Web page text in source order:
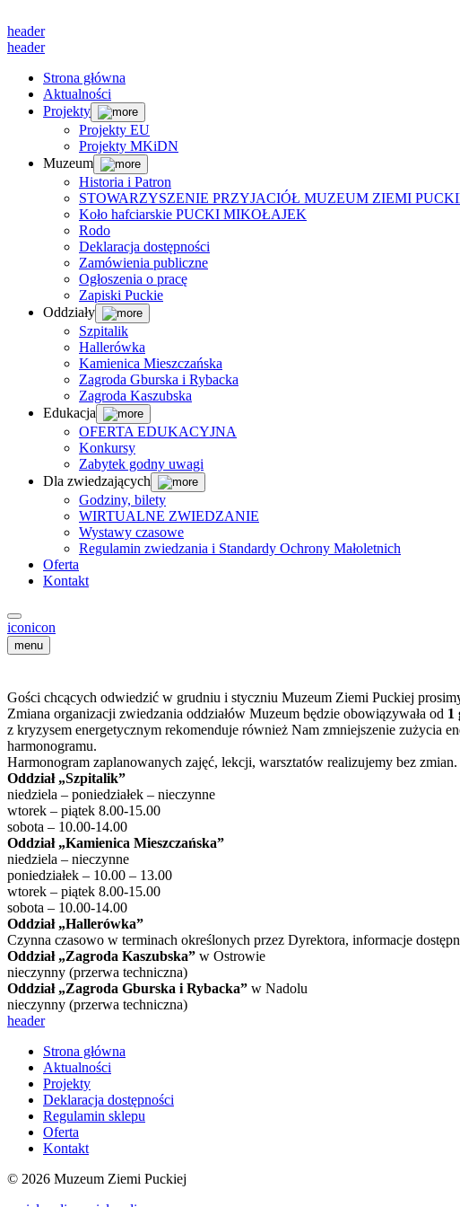
header
header
Strona główna
Aktualności
Projekty
Projekty EU
Projekty MKiDN
Muzeum
Historia i Patron
STOWARZYSZENIE PRZYJACIÓŁ MUZEUM ZIEMI
Koło hafciarskie PUCKI MIKOŁAJEK
Rodo
Deklaracja dostępności
Zamówienia publiczne
Ogłoszenia o pracę
Zapiski Puckie
Oddziały
Szpitalik
Hallerówka
Kamienica Mieszczańska
Zagroda Gburska i Rybacka
Zagroda Kaszubska
Edukacja
OFERTA EDUKACYJNA
Konkursy
Zabytek godny uwagi
Dla zwiedzających
Godziny, bilety
WIRTUALNE ZWIEDZANIE
Wystawy czasowe
Regulamin zwiedzania i Standardy Ochrony Małoletnich
Oferta
Kontakt
iconicon
menu
Gości chcących odwiedzić w grudniu i styczniu Muzeum Ziemi Puckiej
Zmiana organizacji zwiedzania oddziałów Muzeum będzie obowiązywała od 1
z kryzysem energetycznym rekomenduje również Nam zmniejszenie zużycia
harmonogramu.
Harmonogram zaplanowanych zajęć, lekcji, warsztatów realizujemy bez zmian.
Oddział „Szpitalik”
niedziela – poniedziałek – nieczynne
wtorek – piątek 8.00-15.00
sobota – 10.00-14.00
Oddział „Kamienica Mieszczańska”
niedziela – nieczynne
poniedziałek – 10.00 – 13.00
wtorek – piątek 8.00-15.00
sobota – 10.00-14.00
Oddział „Hallerówka”
Czynna czasowo w terminach określonych przez Dyrektora, informacje
Oddział „Zagroda Kaszubska” w Ostrowie
nieczynny (przerwa techniczna)
Oddział „Zagroda Gburska i Rybacka” w Nadolu
nieczynny (przerwa techniczna)
header
Strona główna
Aktualności
Projekty
Deklaracja dostępności
Regulamin sklepu
Oferta
Kontakt
© 2026 Muzeum Ziemi Puckiej